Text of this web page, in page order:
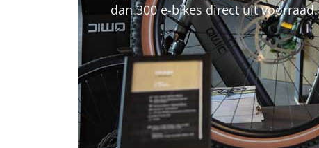
dan 300 e-bikes direct uit voorraad.